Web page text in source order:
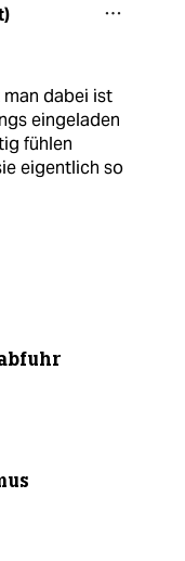
dabei ist
eingeladen
fühlen
eigentlich so